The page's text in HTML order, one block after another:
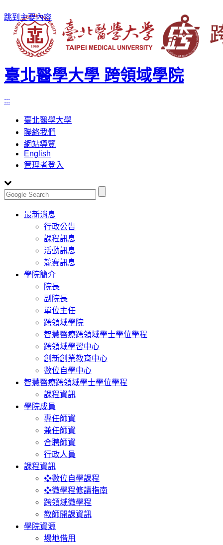
跳到主要內容
臺北醫學大學 跨領域學院
:::
臺北醫學大學
聯絡我們
網站導覽
English
管理者登入
Toggle
navigation
最新消息
行政公告
課程訊息
活動訊息
競賽訊息
學院簡介
院長
副院長
單位主任
跨領域學院
智慧醫療跨領域學士學位學程
跨領域學習中心
創新創業教育中心
數位自學中心
智慧醫療跨領域學士學位學程
課程資訊
學院成員
專任師資
兼任師資
合聘師資
行政人員
課程資訊
❖數位自學課程
❖微學程修讀指南
跨領域微學程
教師開課資訊
學院資源
場地借用